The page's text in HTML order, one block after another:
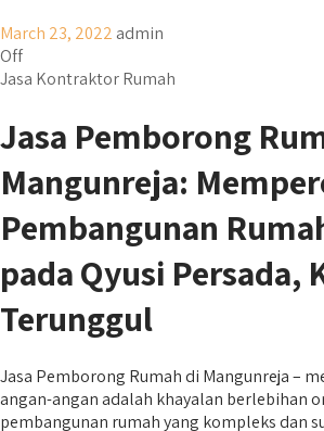
March 23, 2022 admin
Off
Jasa Kontraktor Rumah
Jasa Pemborong
Mangunreja:
Pembangunan
pada Qyusi Persada,
Terunggul
Jasa Pemborong Rumah di Mangunreja –
angan-angan adalah khayalan berlebihan
pembangunan rumah yang kompleks dan